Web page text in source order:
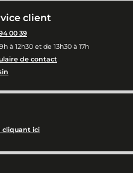
client
00 39
à 12h30 et de 13h30 à 17h
de contact
cliquant ici